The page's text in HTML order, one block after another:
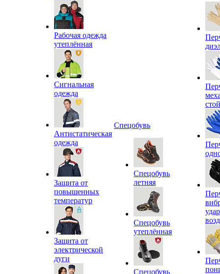
Рабочая одежда
утеплённая
Сигнальная
одежда
Антистатическая
одежда
Защита от
повышенных
температур
Защита от
электрической
дуги
Спецобувь
Спецобувь
летняя
Спецобувь
утеплённая
Спецобувь